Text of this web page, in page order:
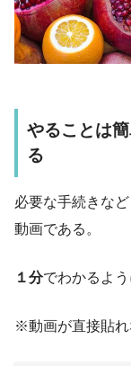
やることは
る
必要な手続きな
動画である。
１分でわかるよう
※動画が直接貼れ